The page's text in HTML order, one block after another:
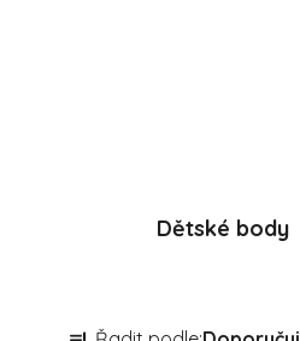
Dětské body
Řazení produktů